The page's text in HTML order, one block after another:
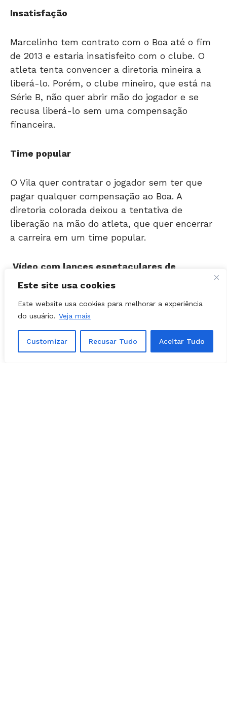
Este site usa cookies
Este website usa cookies para melhorar a experiência
do usuário. Veja mais
Customizar Recusar Tudo Aceitar Tudo
de 2013 e estaria insatisfeito com o clube. O
atleta tenta convencer a diretoria mineira a
liberá-lo. Porém, o clube mineiro, que está na
Série B, não quer abrir mão do jogador e se
recusa liberá-lo sem uma compensação
financeira.
pagar qualquer compensação ao Boa. A
diretoria colorada deixou a tentativa de
liberação na mão do atleta, que quer encerrar
a carreira em um time popular.
Marcelinho Paraíba